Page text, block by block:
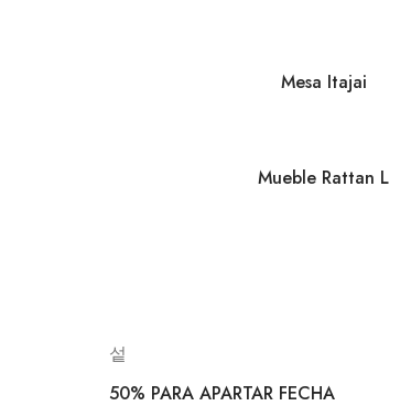
Mesa Itajai
Mueble Rattan L
50% PARA APARTAR FECHA